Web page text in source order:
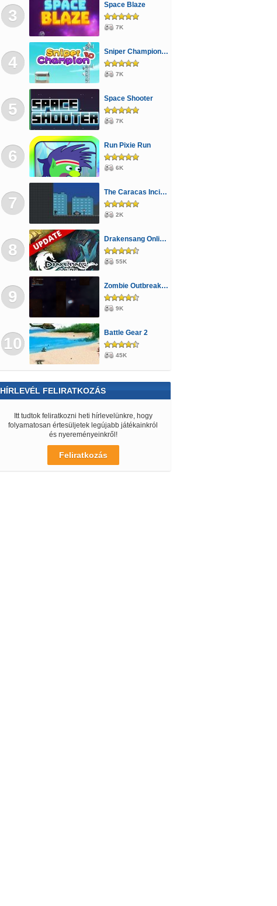
3
Space Blaze
7K
4
Sniper Champion 3D
7K
5
Space Shooter
7K
6
Run Pixie Run
6K
7
The Caracas Incident
2K
8
Drakensang Online - A Halhatatlanok árnya
55K
9
Zombie Outbreak Arena
9K
10
Battle Gear 2
45K
HÍRLEVÉL FELIRATKOZÁS
Itt tudtok feliratkozni heti hírlevelünkre, hogy
folyamatosan értesüljetek legújabb játékainkról
és nyereményeinkről!
Feliratkozás